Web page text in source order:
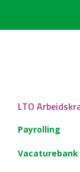
LTO
Payrolling
Vacaturebank